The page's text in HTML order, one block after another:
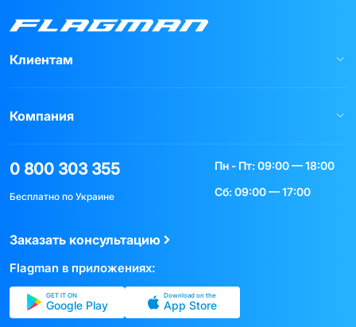
Клиентам
Компания
0 800 303 355
Бесплатно по Украине
Пн - Пт: 09:00 — 18:00
Сб: 09:00 — 17:00
Заказать консультацию
Flagman в приложениях:
GET IT ON
Google Play
Download on the
App Store